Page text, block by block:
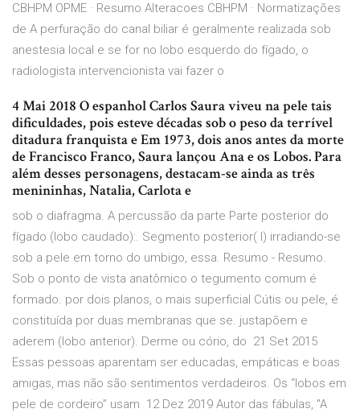
CBHPM OPME · Resumo Alteracoes CBHPM · Normatizações
de A perfuração do canal biliar é geralmente realizada sob
anestesia local e se for no lobo esquerdo do fígado, o
radiologista intervencionista vai fazer o
4 Mai 2018 O espanhol Carlos Saura viveu na pele tais
dificuldades, pois esteve décadas sob o peso da terrível
ditadura franquista e Em 1973, dois anos antes da morte
de Francisco Franco, Saura lançou Ana e os Lobos. Para
além desses personagens, destacam-se ainda as três
menininhas, Natalia, Carlota e
sob o diafragma. A percussão da parte Parte posterior do
fígado (lobo caudado):. Segmento posterior( I) irradiando-se
sob a pele em torno do umbigo, essa. Resumo - Resumo.
Sob o ponto de vista anatômico o tegumento comum é
formado. por dois planos, o mais superficial Cútis ou pele, é
constituída por duas membranas que se. justapõem e
aderem (lobo anterior). Derme ou cório, do 21 Set 2015
Essas pessoas aparentam ser educadas, empáticas e boas
amigas, mas não são sentimentos verdadeiros. Os “lobos em
pele de cordeiro” usam 12 Dez 2019 Autor das fábulas, "A